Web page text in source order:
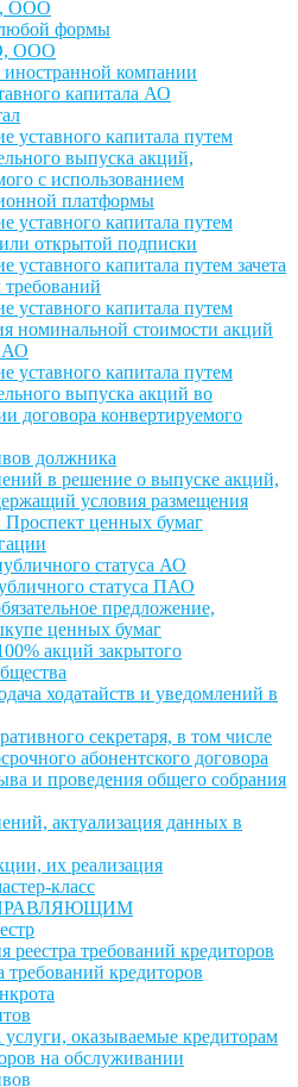
ООО
любой формы
ООО
компании
капитала АО
уставного капитала путем
выпуска акций,
с использованием
платформы
уставного капитала путем
открытой подписки
уставного капитала путем зачета
уставного капитала путем
номинальной стоимости акций
уставного капитала путем
выпуска акций во
договора конвертируемого
должника
в решение о выпуске акций,
условия размещения
Проспект ценных бумаг
статуса АО
статуса ПАО
предложение,
ценных бумаг
акций закрытого
ходатайств и уведомлений в
секретаря, в том числе
абонентского договора
и проведения общего собрания
актуализация данных в
их реализация
класс
реестра требований кредиторов
требований кредиторов
оказываемые кредиторам
на обслуживании